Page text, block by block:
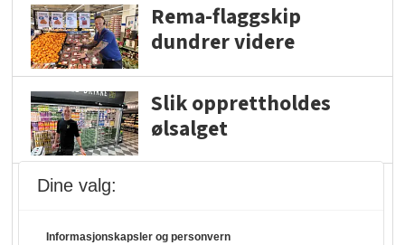
Rema-flaggskip
dundrer videre
Slik opprettholdes
ølsalget
Dine valg:
Informasjonskapsler og personvern